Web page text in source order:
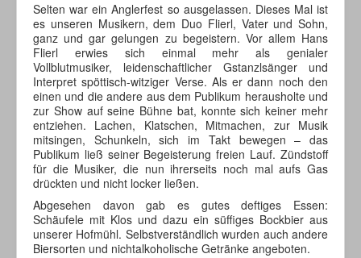
Selten war ein Anglerfest so ausgelassen. Dieses Mal ist
es unseren Musikern, dem Duo Flierl, Vater und Sohn,
ganz und gar gelungen zu begeistern. Vor allem Hans
Flierl erwies sich einmal mehr als genialer
Vollblutmusiker, leidenschaftlicher Gstanzlsänger und
Interpret spöttisch-witziger Verse. Als er dann noch den
einen und die andere aus dem Publikum herausholte und
zur Show auf seine Bühne bat, konnte sich keiner mehr
entziehen. Lachen, Klatschen, Mitmachen, zur Musik
mitsingen, Schunkeln, sich im Takt bewegen – das
Publikum ließ seiner Begeisterung freien Lauf. Zündstoff
für die Musiker, die nun ihrerseits noch mal aufs Gas
drückten und nicht locker ließen.
Abgesehen davon gab es gutes deftiges Essen:
Schäufele mit Klos und dazu ein süffiges Bockbier aus
unserer Hofmühl. Selbstverständlich wurden auch andere
Biersorten und nichtalkoholische Getränke angeboten.